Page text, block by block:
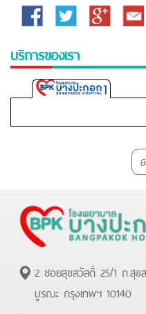
Facebook Twitter
Google
Email
บริการของเรา
Bangpakok
Hospital
2 ซอยสุขสวัสดิ์ 25/1 ถ.สุข
บูรณะ กรุงเทพฯ 10140